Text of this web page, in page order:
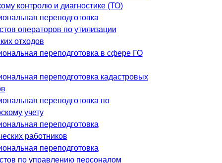
контролю и диагностике (ТО)
переподготовка
операторов по утилизации
отходов
переподготовка в сфере ГО
переподготовка кадастровых
переподготовка по
учету
переподготовка
работников
переподготовка
по управлению персоналом